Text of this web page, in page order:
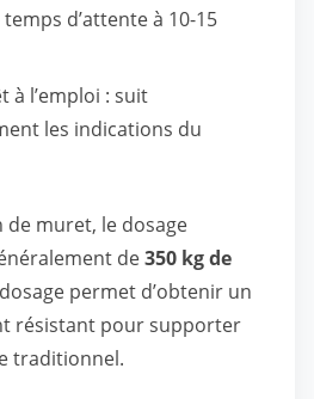
d’attente à 10-15
à l’emploi : suit
les indications du
muret, le dosage
de350 kg de
permet d’obtenir un
résistant pour supporter
traditionnel.